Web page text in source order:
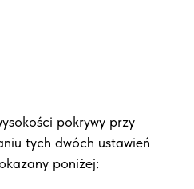
pokrywy przy
tych dwóch ustawień
poniżej: